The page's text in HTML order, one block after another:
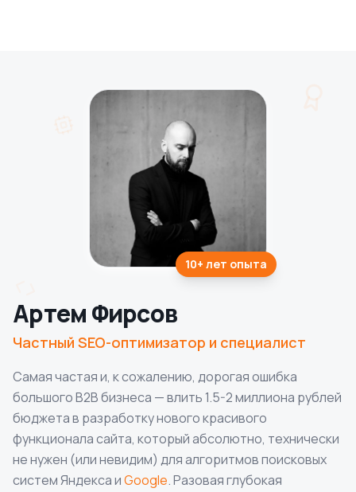
10+ лет опыта
Артем Фирсов
Частный SEO-оптимизатор и специалист
Самая частая и, к сожалению, дорогая ошибка
большого B2B бизнеса — влить 1.5-2 миллиона рублей
бюджета в разработку нового красивого
функционала сайта, который абсолютно, технически
не нужен (или невидим) для алгоритмов поисковых
систем Яндекса иGoogle. Разовая глубокая